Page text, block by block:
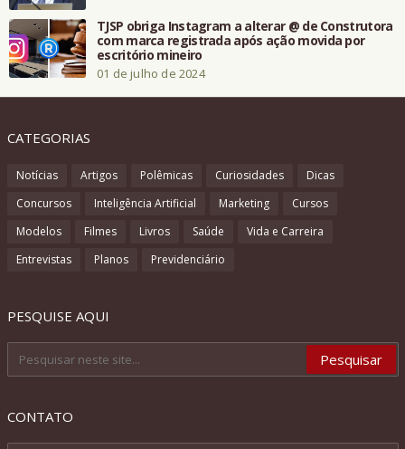
TJSP obriga Instagram a alterar @ de Construtora
com marca registrada após ação movida por
escritório mineiro
01 de julho de 2024
CATEGORIAS
Notícias Artigos Polêmicas Curiosidades
Dicas
Concursos
Inteligência Artificial Marketing
Cursos
Modelos
Filmes Livros Saúde
Vida e Carreira
Entrevistas
Planos Previdenciário
PESQUISE AQUI
CONTATO